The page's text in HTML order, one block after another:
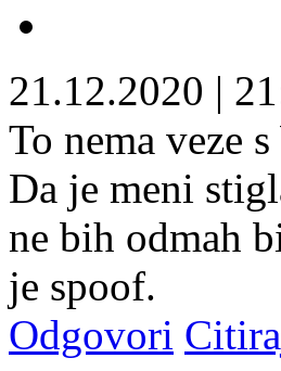
21.12.2020 |
To nema veze
Da je meni
ne bih odmah
je spoof.
Odgovori